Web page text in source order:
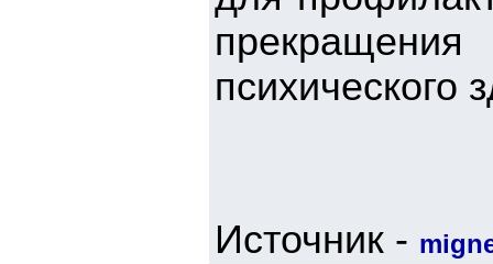
психического
Источник -